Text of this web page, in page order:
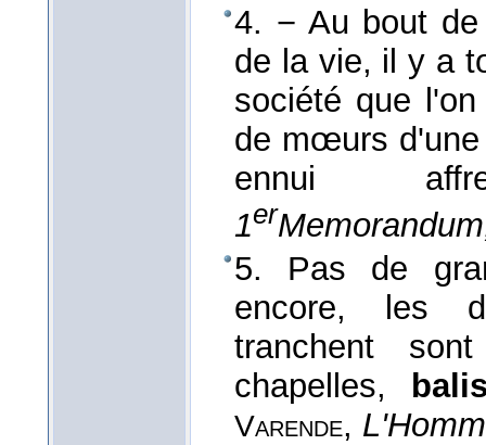
4. − Au bout
de la vie, il y a
société que
de mœurs d'une
ennui
1er
5. Pas de
encore, les
tranchent
chapelles,
Varende,